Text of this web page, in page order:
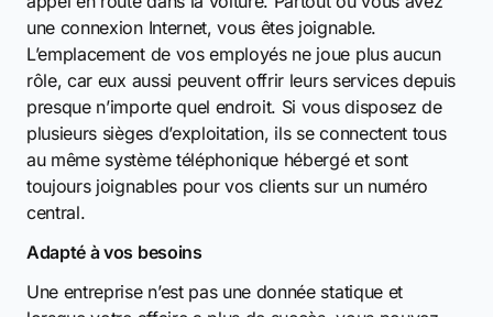
une connexion Internet, vous êtes joignable.
L’emplacement de vos employés ne joue plus aucun
rôle, car eux aussi peuvent offrir leurs services depuis
presque n’importe quel endroit. Si vous disposez de
plusieurs sièges d’exploitation, ils se connectent tous
au même système téléphonique hébergé et sont
toujours joignables pour vos clients sur un numéro
central.
Adapté à vos besoins
Une entreprise n’est pas une donnée statique et